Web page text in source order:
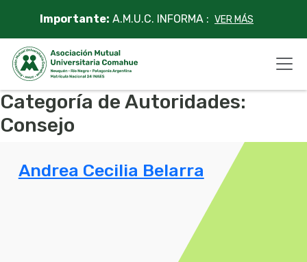
content
Importante: A.M.U.C. INFORMA : VER MÁS
Categoría de Autoridades:
Consejo
Andrea Cecilia Belarra